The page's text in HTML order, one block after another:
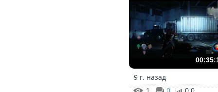
9 г. назад
1
0 0.0